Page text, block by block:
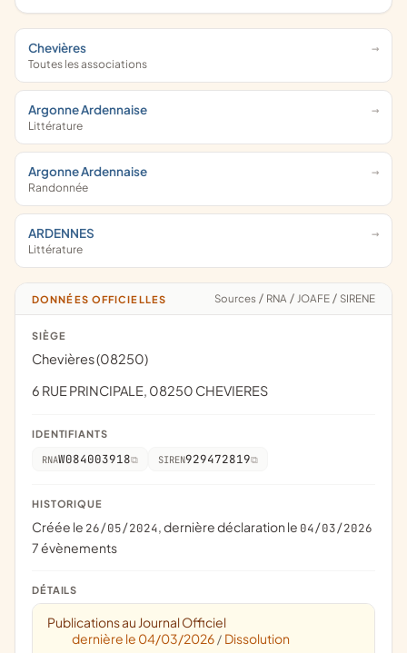
Chevières
Toutes les associations
Argonne Ardennaise
Littérature
Argonne Ardennaise
Randonnée
ARDENNES
Littérature
DONNÉES OFFICIELLES Sources / RNA / JOAFE / SIRENE
SIÈGE
Chevières (08250)
6 RUE PRINCIPALE, 08250 CHEVIERES
IDENTIFIANTS
RNAW084003918 SIREN929472819
HISTORIQUE
Créée le 26/05/2024, dernière déclaration le 04/03/2026
7 évènements
DÉTAILS
Publications au Journal Officiel
dernière le 04/03/2026 / Dissolution